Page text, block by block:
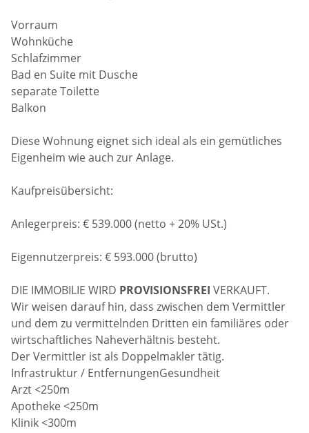
Vorraum
Wohnküche
Schlafzimmer
Bad en Suite mit Dusche
separate Toilette
Balkon
Diese Wohnung eignet sich ideal als ein gemütliches
Eigenheim wie auch zur Anlage.
Kaufpreisübersicht:
Anlegerpreis: € 539.000 (netto + 20% USt.)
Eigennutzerpreis: € 593.000 (brutto)
DIE IMMOBILIE WIRD PROVISIONSFREI VERKAUFT.
Wir weisen darauf hin, dass zwischen dem Vermittler
und dem zu vermittelnden Dritten ein familiäres oder
wirtschaftliches Naheverhältnis besteht.
Der Vermittler ist als Doppelmakler tätig.
Infrastruktur / EntfernungenGesundheit
Arzt <250m
Apotheke <250m
Klinik <300m